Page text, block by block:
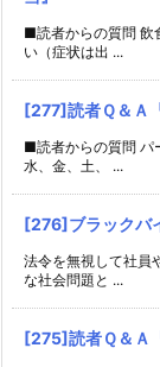
■読者からの質問 飲
い（症状は出 ...
[277]読者Ｑ＆Ａ
■読者からの質問 パ
水、金、土、 ...
[276]ブラックバ
法令を無視して社員
な社会問題と ...
[275]読者Ｑ＆Ａ